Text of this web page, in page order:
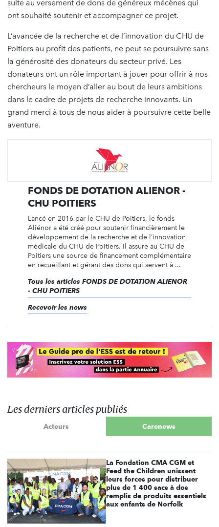
suite au versement de dons de généreux mécènes qui
ont souhaité soutenir et accompagner ce projet.
L’avancée de la recherche et de l’innovation du CHU de
Poitiers au profit des patients, ne peut se poursuivre sans
la générosité des donateurs du secteur privé. Les
donateurs ont un rôle important à jouer pour offrir à nos
chercheurs le moyen d’aller au bout de leurs ambitions
dans le cadre de projets de recherche innovants. Un
grand merci à tous de nous aider à poursuivre cette belle
aventure.
FONDS DE DOTATION ALIENOR -
CHU POITIERS
Lancé en 2016 par le CHU de Poitiers, le fonds
Aliénor a été créé pour soutenir financièrement le
développement de la recherche et de l’innovation
médicale du CHU de Poitiers. Il assure au CHU de
Poitiers une source de financement complémentaire
en recueillant et gérant des dons qui servent à ...
Tous les articles FONDS DE DOTATION ALIENOR
- CHU POITIERS
Recevoir les news
Les derniers articles publiés
Acteurs Carenews
La Fondation CMA CGM et
Feed the Children unissent
leurs forces pour distribuer
plus de 1 400 sacs à dos
remplis de produits essentiels
aux enfants de Norfolk